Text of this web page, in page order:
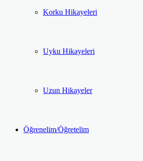
Korku Hikayeleri
Uyku Hikayeleri
Uzun Hikayeler
Öğrenelim/Öğretelim